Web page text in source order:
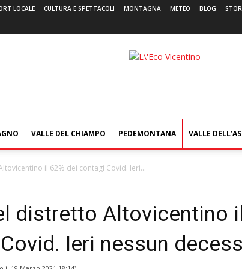
LOCALE CULTURA E SPETTACOLI MONTAGNA METEO BLOG
L'Eco
VALLE DEL CHIAMPO PEDEMONTANA VALLE
il 62% dei contagi Covid. Ieri...
distretto Altovicentino il
Ieri nessun